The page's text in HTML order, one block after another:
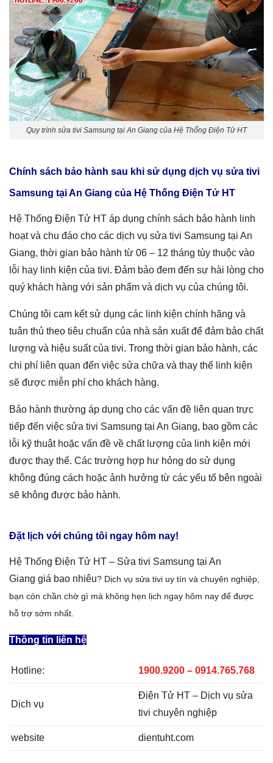
Quy trình sửa tivi Samsung tại An Giang của Hệ Thống Điện Tử HT
Chính sách bảo hành sau khi sử dụng dịch vụ sửa tivi
Samsung tại An Giang của Hệ Thống Điện Tử HT
Hệ Thống Điện Tử HT áp dụng chính sách bảo hành linh
hoạt và chu đáo cho các dịch vụ sửa tivi Samsung tại An
Giang, thời gian bảo hành từ 06 – 12 tháng tùy thuộc vào
lỗi hay linh kiện của tivi. Đảm bảo đem đến sự hài lòng cho
quý khách hàng với sản phẩm và dịch vụ của chúng tôi.
Chúng tôi cam kết sử dụng các linh kiện chính hãng và
tuân thủ theo tiêu chuẩn của nhà sản xuất để đảm bảo chất
lượng và hiệu suất của tivi. Trong thời gian bảo hành, các
chi phí liên quan đến việc sửa chữa và thay thế linh kiện
sẽ được miễn phí cho khách hàng.
Bảo hành thường áp dụng cho các vấn đề liên quan trực
tiếp đến việc sửa tivi Samsung tại An Giang, bao gồm các
lỗi kỹ thuật hoặc vấn đề về chất lượng của linh kiện mới
được thay thế. Các trường hợp hư hỏng do sử dụng
không đúng cách hoặc ảnh hưởng từ các yếu tố bên ngoài
sẽ không được bảo hành.
Đặt lịch với chúng tôi ngay hôm nay!
Hệ Thống Điện Tử HT – Sửa tivi Samsung tại An
Giang giá bao nhiêu? Dịch vụ sửa tivi uy tín và chuyên nghiệp,
bạn còn chần chờ gì mà không hẹn lịch ngay hôm nay để được
hỗ trợ sớm nhất.
Thông tin liên hệ
Hotline: 1900.9200 – 0914.765.768
Dịch vụ
Điện Tử HT – Dịch vụ sửa
tivi chuyên nghiệp
website dientuht.com